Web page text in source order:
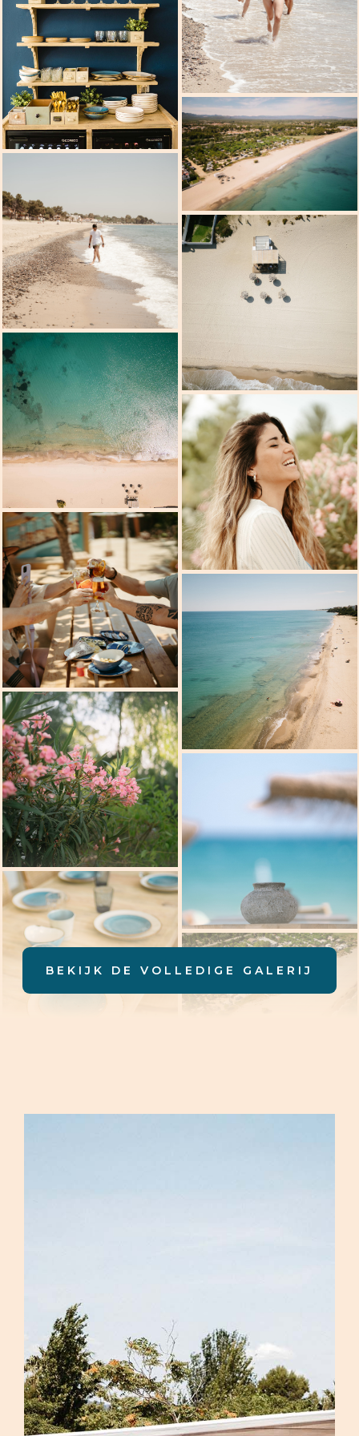
Evenementen
Contact
Nederlands
BEKIJK DE VOLLEDIGE GALERIJ